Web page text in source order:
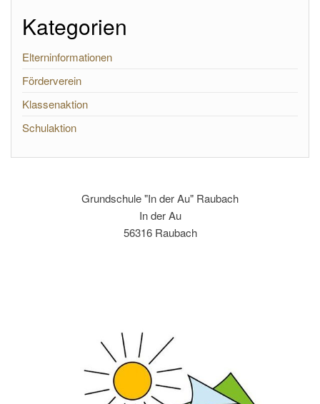
Kategorien
Elterninformationen
Förderverein
Klassenaktion
Schulaktion
Grundschule "In der Au" Raubach
In der Au
56316 Raubach